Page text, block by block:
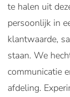
te halen uit
persoonlijk in
klantwaarde,
staan. We
communicatie
afdeling.